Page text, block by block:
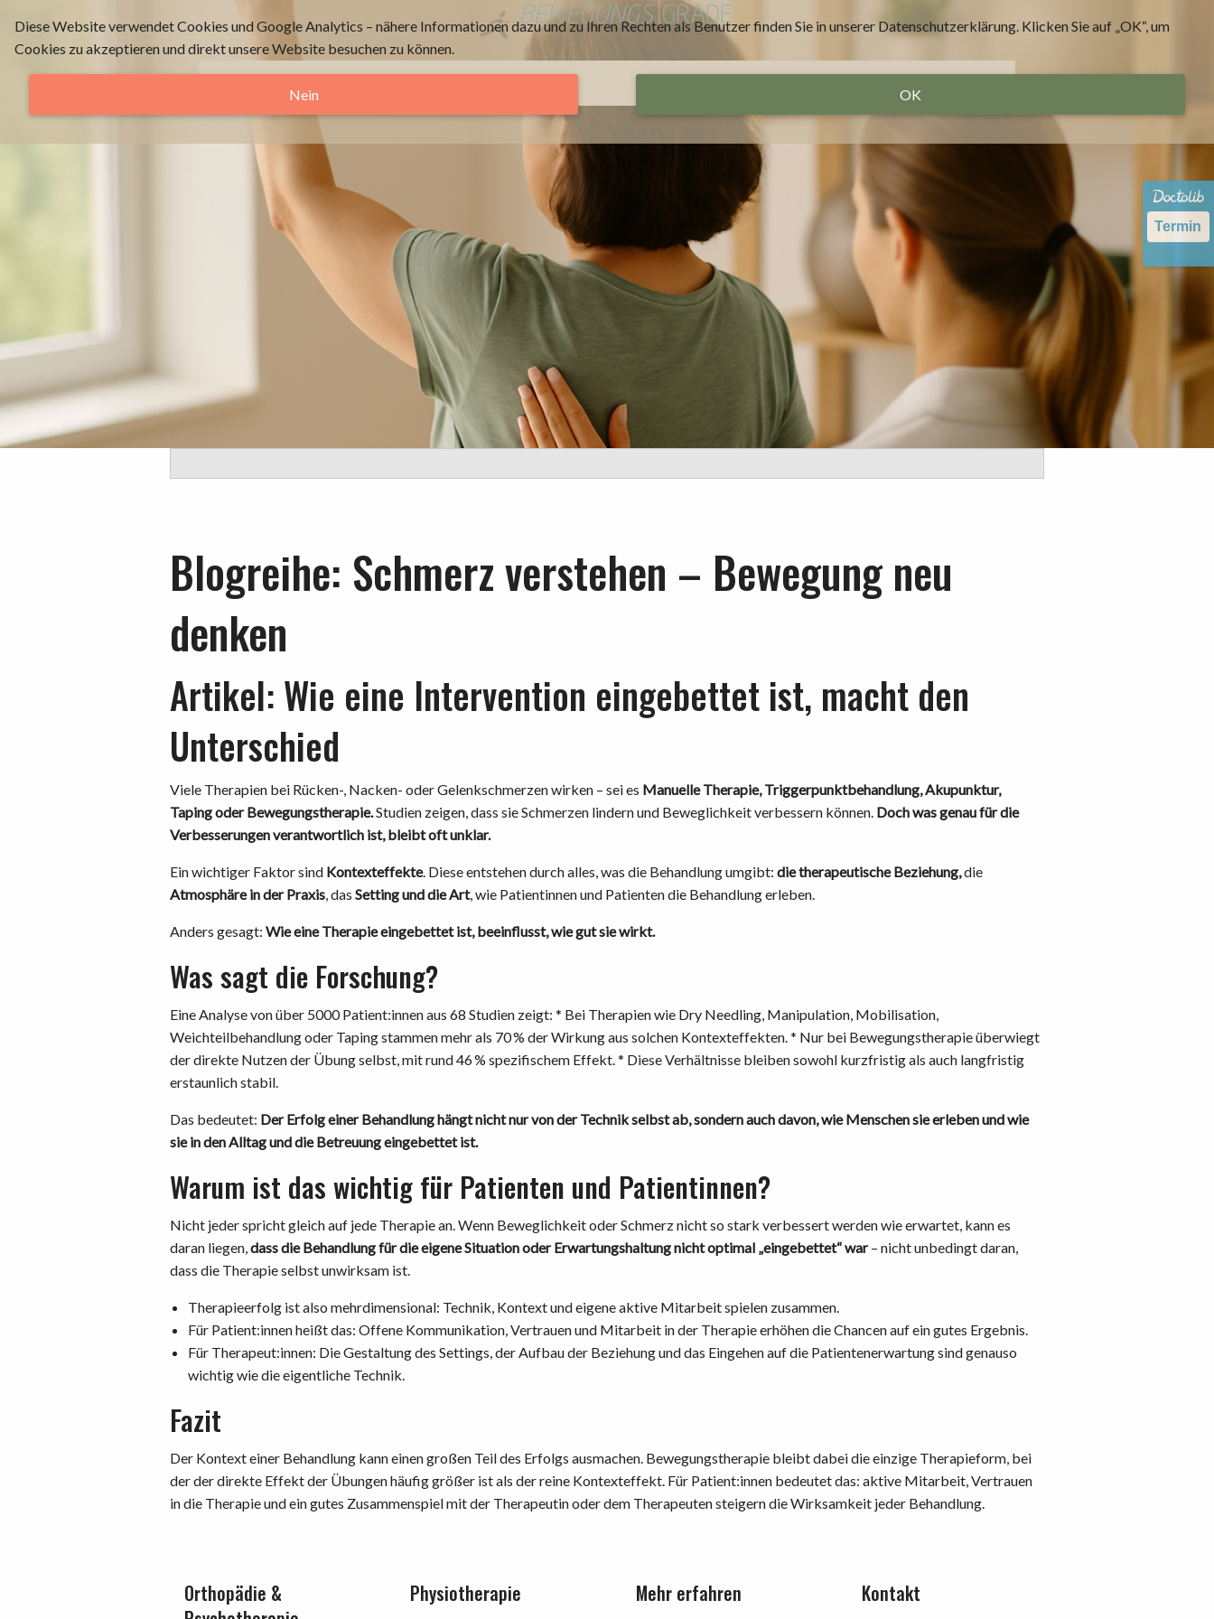
Diese Website verwendet Cookies und Google Analytics – nähere Informationen dazu und zu Ihren Rechten als Benutzer finden Sie in unserer Datenschutzerklärung. Klicken Sie auf „OK“, um
Cookies zu akzeptieren und direkt unsere Website besuchen zu können.
Nein OK
Termin
Blogreihe: Schmerz verstehen – Bewegung neu
denken
Artikel: Wie eine Intervention eingebettet ist, macht den
Unterschied
Viele Therapien bei Rücken-, Nacken- oder Gelenkschmerzen wirken – sei es Manuelle Therapie, Triggerpunktbehandlung, Akupunktur,
Taping oder Bewegungstherapie.Studien zeigen, dass sie Schmerzen lindern und Beweglichkeit verbessern können. Doch was genau für die
Verbesserungen verantwortlich ist, bleibt oft unklar.
Ein wichtiger Faktor sind Kontexteffekte. Diese entstehen durch alles, was die Behandlung umgibt: die therapeutische Beziehung,die
Atmosphäre in der Praxis, das Setting und die Art, wie Patientinnen und Patienten die Behandlung erleben.
Anders gesagt: Wie eine Therapie eingebettet ist, beeinflusst, wie gut sie wirkt.
Was sagt die Forschung?
Eine Analyse von über 5000 Patient:innen aus 68 Studien zeigt: * Bei Therapien wie Dry Needling, Manipulation, Mobilisation,
Weichteilbehandlung oder Taping stammen mehr als 70 % der Wirkung aus solchen Kontexteffekten. * Nur bei Bewegungstherapie überwiegt
der direkte Nutzen der Übung selbst, mit rund 46 % spezifischem Effekt. * Diese Verhältnisse bleiben sowohl kurzfristig als auch langfristig
erstaunlich stabil.
Das bedeutet: Der Erfolg einer Behandlung hängt nicht nur von der Technik selbst ab, sondern auch davon, wie Menschen sie erleben und wie
sie in den Alltag und die Betreuung eingebettet ist.
Warum ist das wichtig für Patienten und Patientinnen?
Nicht jeder spricht gleich auf jede Therapie an. Wenn Beweglichkeit oder Schmerz nicht so stark verbessert werden wie erwartet, kann es
daran liegen,dass die Behandlung für die eigene Situation oder Erwartungshaltung nicht optimal „eingebettet“ war– nicht unbedingt daran,
dass die Therapie selbst unwirksam ist.
Therapieerfolg ist also mehrdimensional: Technik, Kontext und eigene aktive Mitarbeit spielen zusammen.
Für Patient:innen heißt das: Offene Kommunikation, Vertrauen und Mitarbeit in der Therapie erhöhen die Chancen auf ein gutes Ergebnis.
Für Therapeut:innen: Die Gestaltung des Settings, der Aufbau der Beziehung und das Eingehen auf die Patientenerwartung sind genauso
wichtig wie die eigentliche Technik.
Fazit
Der Kontext einer Behandlung kann einen großen Teil des Erfolgs ausmachen. Bewegungstherapie bleibt dabei die einzige Therapieform, bei
der der direkte Effekt der Übungen häufig größer ist als der reine Kontexteffekt. Für Patient:innen bedeutet das: aktive Mitarbeit, Vertrauen
in die Therapie und ein gutes Zusammenspiel mit der Therapeutin oder dem Therapeuten steigern die Wirksamkeit jeder Behandlung.
Orthopädie &
Physiotherapie Mehr erfahren Kontakt